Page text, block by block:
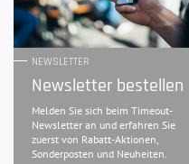
NEWSLETTER
Newsletter bestellen
Melden Sie sich beim Timeout-
Newsletter an und erfahren Sie
zuerst von Rabatt-Aktionen,
Sonderposten und Neuheiten.